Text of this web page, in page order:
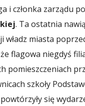
i członka zarządu
. Ta ostatnia
władz miasta
flagowa niegdyś
pomieszczeniach
szkoły
się